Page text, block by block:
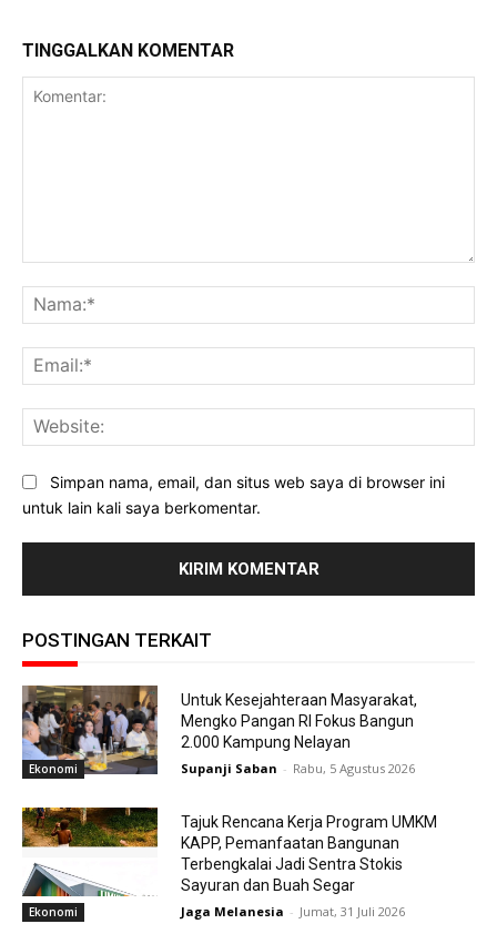
TINGGALKAN KOMENTAR
Simpan nama, email, dan situs web saya di browser ini
untuk lain kali saya berkomentar.
POSTINGAN TERKAIT
Ekonomi
Untuk Kesejahteraan Masyarakat,
Mengko Pangan RI Fokus Bangun
2.000 Kampung Nelayan
Supanji Saban - Rabu, 5 Agustus 2026
Ekonomi
Tajuk Rencana Kerja Program UMKM
KAPP, Pemanfaatan Bangunan
Terbengkalai Jadi Sentra Stokis
Sayuran dan Buah Segar
Jaga Melanesia - Jumat, 31 Juli 2026